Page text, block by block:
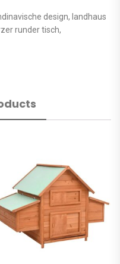
design, landhaus
runder tisch,